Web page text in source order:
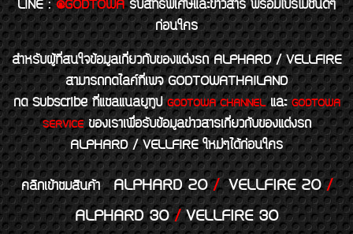
LINE : @GODTOWA รับสิทธิพิเศษและข่าวสาร พร้อมโปรโมชั่นดีๆ
ก่อนใคร
สำหรับผู้ที่สนใจข้อมูลเกี่ยวกับของแต่งรถ ALPHARD / VELLFIRE
สามารถกดไลค์ที่เพจ GODTOWATHAILAND
กด Subscribe ที่แชลแนลยูทูปGODTOWA CHANNELและGODTOWA
SERVICEของเราเพื่อรับข้อมูลข่าวสารเกี่ยวกับของแต่งรถ
ALPHARD / VELLFIRE ใหม่ๆได้ก่อนใคร
คลิกเข้าชมสินค้า ALPHARD 20/VELLFIRE 20/
ALPHARD 30/VELLFIRE 30